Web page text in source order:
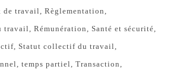
de travail Règlementation
travail Rémunération Santé et sécurité
Statut collectif du travail
temps partiel Transaction